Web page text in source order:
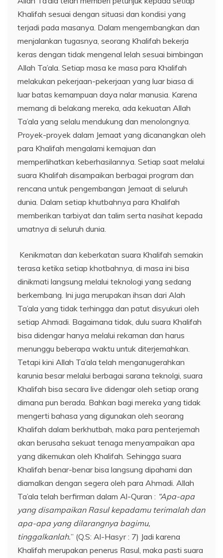
Khalifah sesuai dengan situasi dan kondisi yang
terjadi pada masanya. Dalam mengembangkan dan
menjalankan tugasnya, seorang Khalifah bekerja
keras dengan tidak mengenal lelah sesuai bimbingan
Allah Ta’ala. Setiap masa ke masa para Khalifah
melakukan pekerjaan-pekerjaan yang luar biasa di
luar batas kemampuan daya nalar manusia. Karena
memang di belakang mereka, ada kekuatan Allah
Ta’ala yang selalu mendukung dan menolongnya.
Proyek-proyek dalam Jemaat yang dicanangkan oleh
para Khalifah mengalami kemajuan dan
memperlihatkan keberhasilannya. Setiap saat melalui
suara Khalifah disampaikan berbagai program dan
rencana untuk pengembangan Jemaat di seluruh
dunia. Dalam setiap khutbahnya para Khalifah
memberikan tarbiyat dan talim serta nasihat kepada
umatnya di seluruh dunia.
Kenikmatan dan keberkatan suara Khalifah semakin
terasa ketika setiap khotbahnya, di masa ini bisa
dinikmati langsung melalui teknologi yang sedang
berkembang. Ini juga merupakan ihsan dari Alah
Ta’ala yang tidak terhingga dan patut disyukuri oleh
setiap Ahmadi. Bagaimana tidak, dulu suara Khalifah
bisa didengar hanya melalui rekaman dan harus
menunggu beberapa waktu untuk diterjemahkan.
Tetapi kini Allah Ta’ala telah menganugerahkan
karunia besar melalui berbagai sarana teknolgi, suara
Khalifah bisa secara live didengar oleh setiap orang
dimana pun berada. Bahkan bagi mereka yang tidak
mengerti bahasa yang digunakan oleh seorang
Khalifah dalam berkhutbah, maka para penterjemah
akan berusaha sekuat tenaga menyampaikan apa
yang dikemukan oleh Khalifah. Sehingga suara
Khalifah benar-benar bisa langsung dipahami dan
diamalkan dengan segera oleh para Ahmadi. Allah
Ta’ala telah berfirman dalam Al-Quran : “Apa-apa
yang disampaikan Rasul kepadamu terimalah dan
apa-apa yang dilarangnya bagimu,
tinggalkanlah.” (Q.S: Al-Hasyr : 7) Jadi karena
Khalifah merupakan penerus Rasul, maka pasti suara